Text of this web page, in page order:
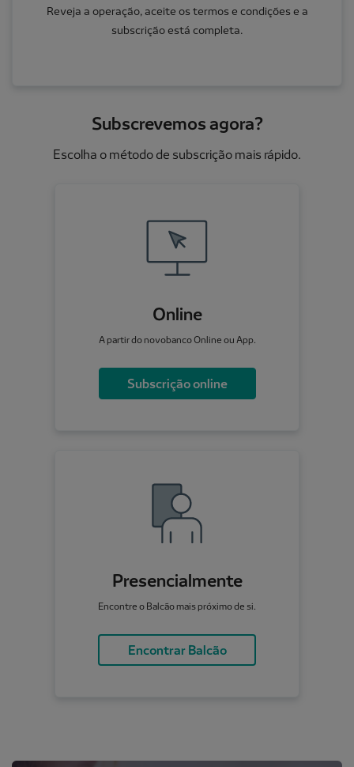
Reveja a operação, aceite os termos e condições e a
subscrição está completa.
Subscrevemos agora?
Escolha o método de subscrição mais rápido.
Online
A partir do novobanco Online ou App.
Subscrição online
Presencialmente
Encontre o Balcão mais próximo de si.
Encontrar Balcão